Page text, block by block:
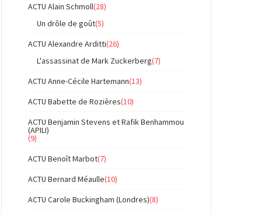
ACTU Alain Schmoll(28)
Un drôle de goût(5)
ACTU Alexandre Arditti(26)
L'assassinat de Mark Zuckerberg(7)
ACTU Anne-Cécile Hartemann(13)
ACTU Babette de Rozières(10)
ACTU Benjamin Stevens et Rafik Benhammou
(APILI)
(9)
ACTU Benoît Marbot(7)
ACTU Bernard Méaulle(10)
ACTU Carole Buckingham (Londres)(8)